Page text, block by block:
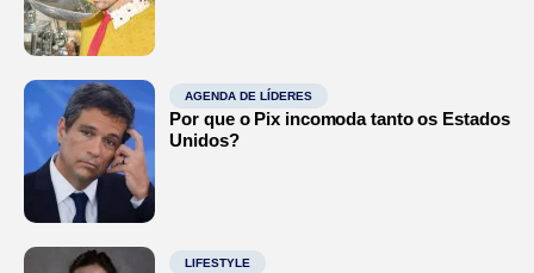
AGENDA DE LÍDERES
Por que o Pix incomoda tanto os Estados
Unidos?
LIFESTYLE